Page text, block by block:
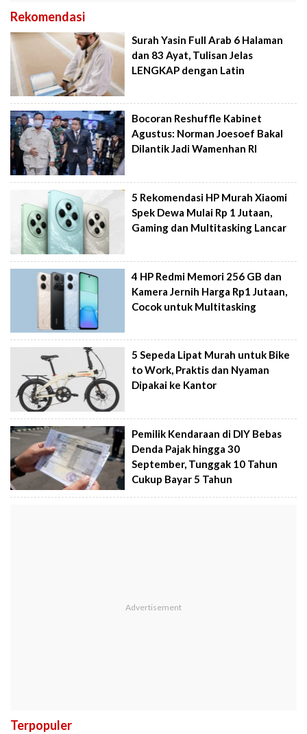
Rekomendasi
Surah Yasin Full Arab 6 Halaman
dan 83 Ayat, Tulisan Jelas
LENGKAP dengan Latin
Bocoran Reshuffle Kabinet
Agustus: Norman Joesoef Bakal
Dilantik Jadi Wamenhan RI
5 Rekomendasi HP Murah Xiaomi
Spek Dewa Mulai Rp 1 Jutaan,
Gaming dan Multitasking Lancar
4 HP Redmi Memori 256 GB dan
Kamera Jernih Harga Rp1 Jutaan,
Cocok untuk Multitasking
5 Sepeda Lipat Murah untuk Bike
to Work, Praktis dan Nyaman
Dipakai ke Kantor
Pemilik Kendaraan di DIY Bebas
Denda Pajak hingga 30
September, Tunggak 10 Tahun
Cukup Bayar 5 Tahun
Terpopuler